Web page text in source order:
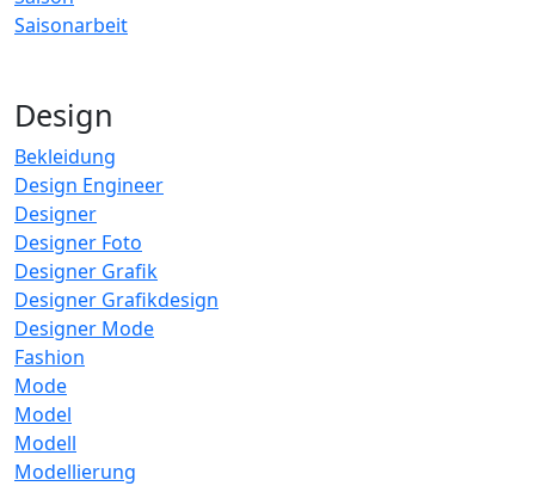
Saisonarbeit
Design
Bekleidung
Design Engineer
Designer
Designer Foto
Designer Grafik
Designer Grafikdesign
Designer Mode
Fashion
Mode
Model
Modell
Modellierung